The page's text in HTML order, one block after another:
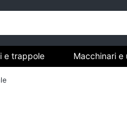
e trappole Macchinari e